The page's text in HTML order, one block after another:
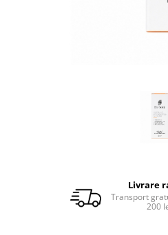
Livrare
Transport
200